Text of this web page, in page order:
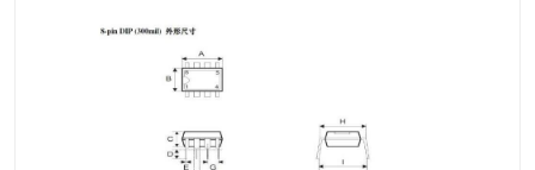
FT61F